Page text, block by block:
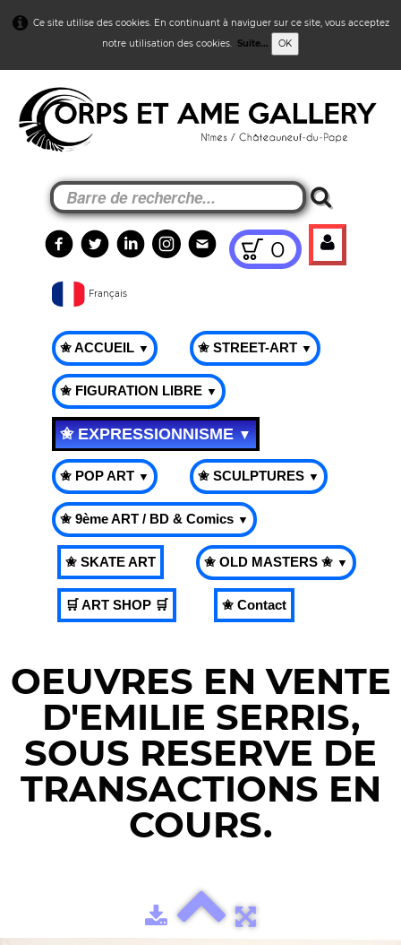
Ce site utilise des cookies. En continuant à naviguer sur ce site, vous acceptez
notre utilisation des cookies. Suite... OK
0
Français
✬ ACCUEIL ▼ ✬ STREET-ART ▼
✬ FIGURATION LIBRE ▼
✬ EXPRESSIONNISME▼
✬ POP ART ▼ ✬ SCULPTURES ▼
✬ 9ème ART / BD & Comics ▼
✬ SKATE ART ✬ OLD MASTERS ✬ ▼
🛒 ART SHOP 🛒 ✬ Contact
OEUVRES EN VENTE
D'EMILIE SERRIS,
SOUS RESERVE DE
TRANSACTIONS EN
COURS.